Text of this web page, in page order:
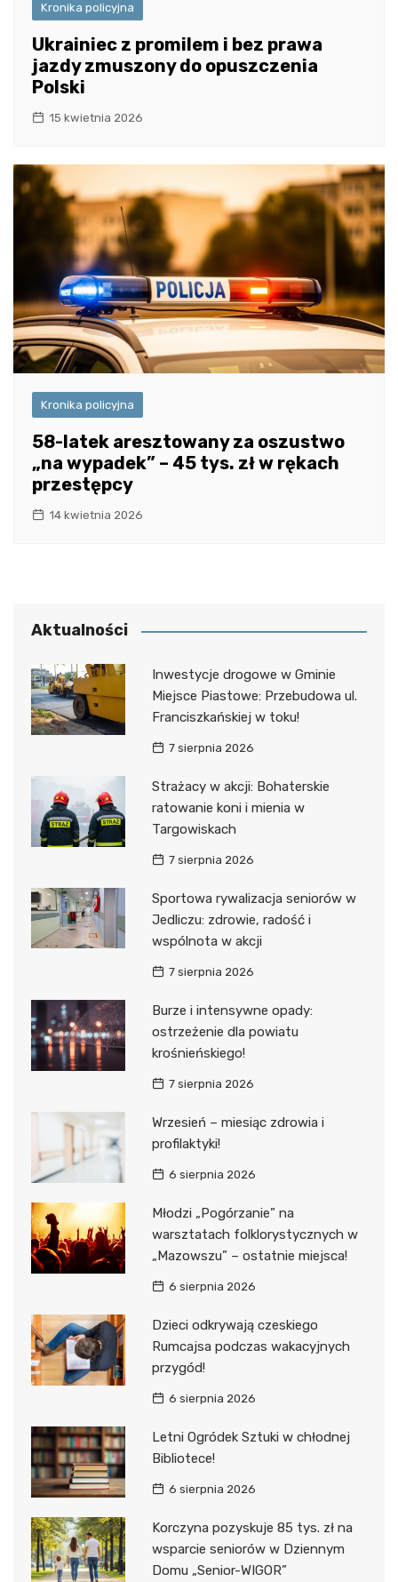
Kronika policyjna
Ukrainiec z promilem i bez prawa
jazdy zmuszony do opuszczenia
Polski
15 kwietnia 2026
Kronika policyjna
58-latek aresztowany za oszustwo
„na wypadek” – 45 tys. zł w rękach
przestępcy
14 kwietnia 2026
Aktualności
Inwestycje drogowe w Gminie
Miejsce Piastowe: Przebudowa ul.
Franciszkańskiej w toku!
7 sierpnia 2026
Strażacy w akcji: Bohaterskie
ratowanie koni i mienia w
Targowiskach
7 sierpnia 2026
Sportowa rywalizacja seniorów w
Jedliczu: zdrowie, radość i
wspólnota w akcji
7 sierpnia 2026
Burze i intensywne opady:
ostrzeżenie dla powiatu
krośnieńskiego!
7 sierpnia 2026
Wrzesień – miesiąc zdrowia i
profilaktyki!
6 sierpnia 2026
Młodzi „Pogórzanie” na
warsztatach folklorystycznych w
„Mazowszu” – ostatnie miejsca!
6 sierpnia 2026
Dzieci odkrywają czeskiego
Rumcajsa podczas wakacyjnych
przygód!
6 sierpnia 2026
Letni Ogródek Sztuki w chłodnej
Bibliotece!
6 sierpnia 2026
Korczyna pozyskuje 85 tys. zł na
wsparcie seniorów w Dziennym
Domu „Senior-WIGOR”